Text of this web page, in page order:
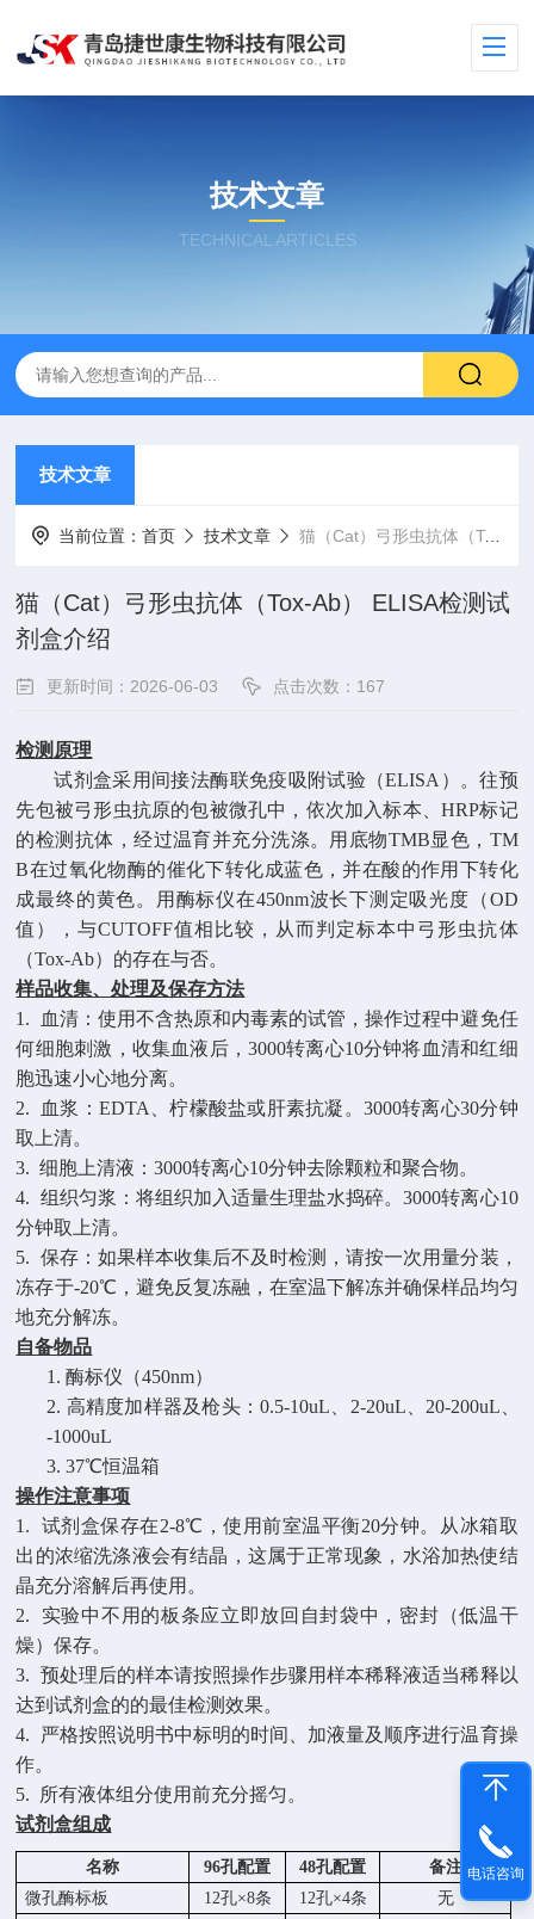
技术文章
TECHNICAL ARTICLES
技术文章
当前位置：首页 技术文章 猫（Cat）弓形虫抗体（Tox-Ab） ELISA检测试剂盒介绍
猫（Cat）弓形虫抗体（Tox-Ab） ELISA检测试
剂盒介绍
更新时间：2026-06-03 点击次数：167
检测原理
试剂盒采用 间接法酶联免疫吸附试验（ELISA）。往预
先包被弓形虫抗原的包被微孔中，依次加入标本、HRP标记
的检测抗体，经过温育并充分洗涤。用底物TMB显色，TM
B在过氧化物酶的催化下转化成蓝色，并在酸的作用下转化
成最终的黄色。用酶标仪在450nm波长下测定吸光度（OD
值），与CUTOFF值相比较，从而判定标本中弓形虫抗体
（Tox-Ab）的存在与否。
样品收集、处理及保存方法
1. 血清：使用不含热原和内毒素的试管，操作过程中避免任
何细胞刺激，收集血液后，3000转离心10分钟将血清和红细
胞迅速小心地分离。
2. 血浆：EDTA、柠檬酸盐或肝素抗凝。3000转离心30分钟
取上清。
3. 细胞上清液：3000转离心10分钟去除颗粒和聚合物。
4. 组织匀浆：将组织加入适量生理盐水捣碎。3000转离心10
分钟取上清。
5. 保存：如果样本收集后不及时检测，请按一次用量分装，
冻存于-20℃，避免反复冻融，在室温下解冻并确保样品均匀
地充分解冻。
自备物品
1.酶标仪（450nm）
2. 高精度加样器及枪头：0.5-10uL、2-20uL、20-200uL、
-1000uL
3.37℃恒温箱
操作注意事项
1.
试剂盒保存在2-8℃，使用前室温平衡20分钟。从冰箱取
出的浓缩洗涤液会有结晶，这属于正常现象，水浴加热使结
晶充分溶解后再使用。
2.
实验中不用的板条应立即放回自封袋中，密封（低温干
燥）保存。
3. 预处理后的样本请按照操作步骤用样本稀释液适当稀释以
达到试剂盒的的最佳检测效果。
4.
严格按照说明书中标明的时间、加液量及顺序进行温育操
作。
5.
所有液体组分使用前充分摇匀。
试剂盒组成
名称 96孔配置 48孔配置
备注
微孔酶标板
12孔×8条 12孔×4条
无
电话咨询